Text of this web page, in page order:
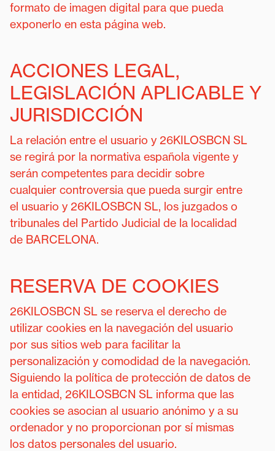
formato de imagen digital para que pueda
exponerlo en esta página web.
ACCIONES LEGAL,
LEGISLACIÓN APLICABLE Y
JURISDICCIÓN
La relación entre el usuario y 26KILOSBCN SL
se regirá por la normativa española vigente y
serán competentes para decidir sobre
cualquier controversia que pueda surgir entre
el usuario y 26KILOSBCN SL, los juzgados o
tribunales del Partido Judicial de la localidad
de BARCELONA.
RESERVA DE COOKIES
26KILOSBCN SL se reserva el derecho de
utilizar cookies en la navegación del usuario
por sus sitios web para facilitar la
personalización y comodidad de la navegación.
Siguiendo la política de protección de datos de
la entidad, 26KILOSBCN SL informa que las
cookies se asocian al usuario anónimo y a su
ordenador y no proporcionan por sí mismas
los datos personales del usuario.